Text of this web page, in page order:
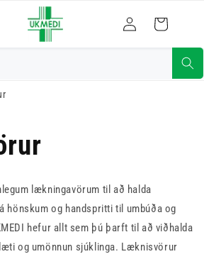
inn
Karfa
lækningavörum til að halda
hönskum og handspritti til umbúða og
hefur allt sem þú þarft til að viðhalda
og umönnun sjúklinga. Læknisvörur